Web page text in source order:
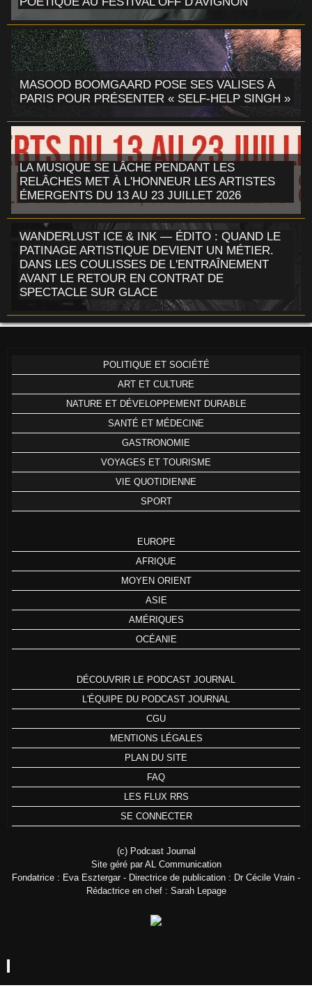
MASOOD BOOMGAARD POSE SES VALISES À
PARIS POUR PRÉSENTER « SELF-HELP SINGH »
LA MUSIQUE SE LÂCHE PENDANT LES
RELÂCHES MET À L'HONNEUR LES ARTISTES
ÉMERGENTS DU 13 AU 23 JUILLET 2026
WANDERLUST ICE & INK — ÉDITO : QUAND LE
PATINAGE ARTISTIQUE DEVIENT UN MÉTIER.
DANS LES COULISSES DE L'ENTRAÎNEMENT
AVANT LE RETOUR EN CONTRAT DE
SPECTACLE SUR GLACE
POLITIQUE ET SOCIÉTÉ
ART ET CULTURE
NATURE ET DÉVELOPPEMENT DURABLE
SANTÉ ET MÉDECINE
GASTRONOMIE
VOYAGES ET TOURISME
VIE QUOTIDIENNE
SPORT
EUROPE
AFRIQUE
MOYEN ORIENT
ASIE
AMÉRIQUES
OCÉANIE
DÉCOUVRIR LE PODCAST JOURNAL
L'ÉQUIPE DU PODCAST JOURNAL
CGU
MENTIONS LÉGALES
PLAN DU SITE
FAQ
LES FLUX RRS
SE CONNECTER
(c) Podcast Journal
Site géré par AL Communication
Fondatrice : Eva Esztergar - Directrice de publication : Dr Cécile Vrain -
Rédactrice en chef : Sarah Lepage